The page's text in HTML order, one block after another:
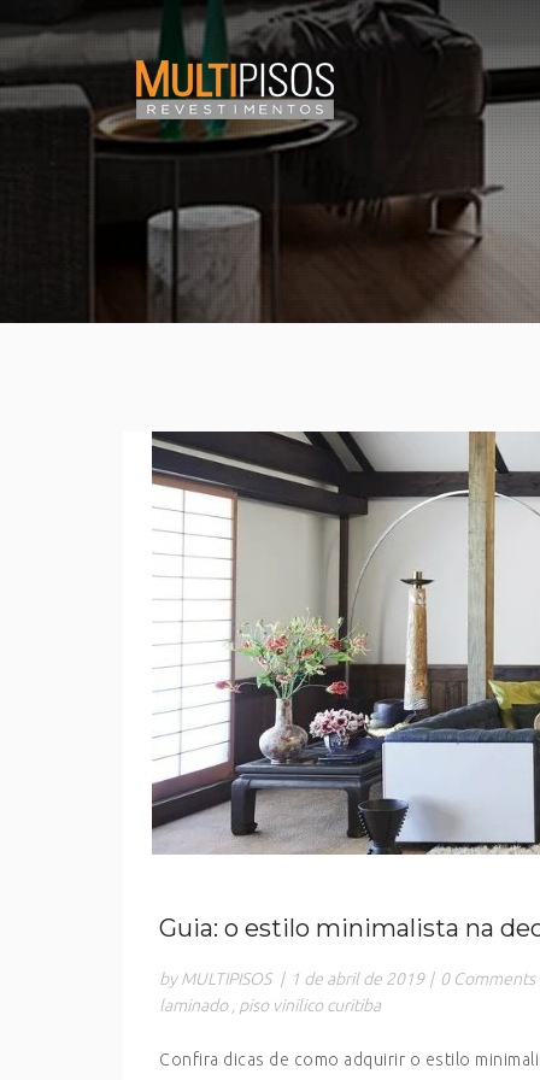
Guia: o estilo minimalista na
by MULTIPISOS | 1 de abril de 2019 | 0 Comments
laminado
piso vinilico curitiba
Confira dicas de como adquirir o estilo